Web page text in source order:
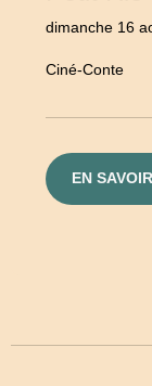
dimanche 16
Ciné-Conte
EN